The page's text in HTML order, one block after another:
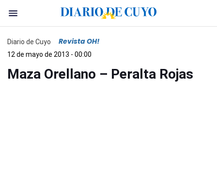
Diario de Cuyo Revista OH!
12 de mayo de 2013 - 00:00
Maza Orellano – Peralta Rojas